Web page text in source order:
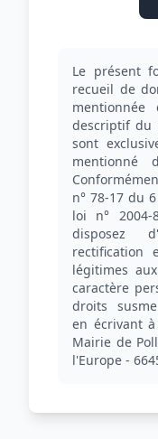
Le présent
recueil de
descriptif du
sont
mentionné
n° 78-17 du
loi n°
disposez
rectification
légitimes
caractère
droits
en écrivant
Mairie de
l'Europe -